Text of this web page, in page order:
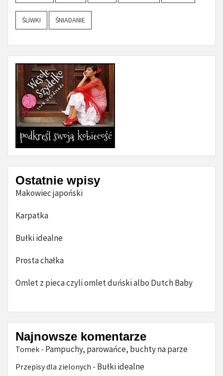
ŚLIWKI ŚNIADANIE
Ostatnie wpisy
Makowiec japoński
Karpatka
Bułki idealne
Prosta chałka
Omlet z pieca czyli omlet duński albo Dutch Baby
Najnowsze komentarze
Tomek - Pampuchy, parowańce, buchty na parze
Przepisy dla zielonych - Bułki idealne